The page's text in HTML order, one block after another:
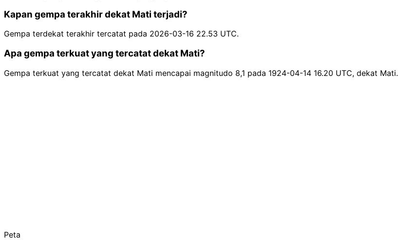
Kapan gempa terakhir dekat Mati terjadi?
Gempa terdekat terakhir tercatat pada 2026-03-16 22.53 UTC.
Apa gempa terkuat yang tercatat dekat Mati?
Gempa terkuat yang tercatat dekat Mati mencapai magnitudo 8,1 pada 1924-04-14 16.20 UTC, dekat Mati.
Peta